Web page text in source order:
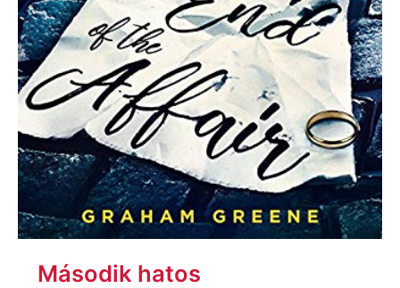
Második hatos